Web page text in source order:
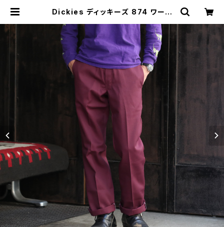
Dickies ディッキーズ 874 ワーク
nts | MAVAZI マバジ